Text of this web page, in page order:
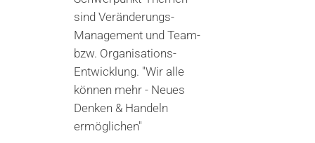
sind Veränderungs-
Management und Team-
bzw. Organisations-
Entwicklung. "Wir alle
können mehr - Neues
Denken & Handeln
ermöglichen"